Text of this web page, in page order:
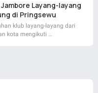
Layang-layang
di Pringsewu
klub layang-layang dari
kota mengikuti …